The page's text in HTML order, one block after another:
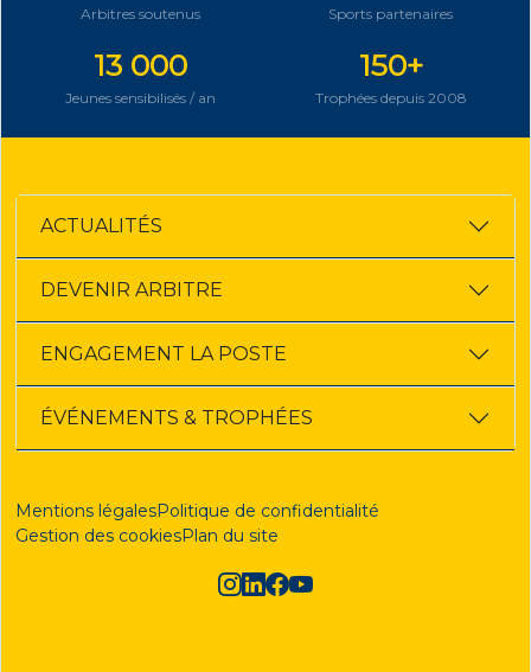
Arbitres soutenus Sports partenaires
13 000
Jeunes sensibilisés / an
150+
Trophées depuis 2008
ACTUALITÉS
DEVENIR ARBITRE
ENGAGEMENT LA POSTE
ÉVÉNEMENTS & TROPHÉES
Mentions légalesPolitique de confidentialité
Gestion des cookiesPlan du site